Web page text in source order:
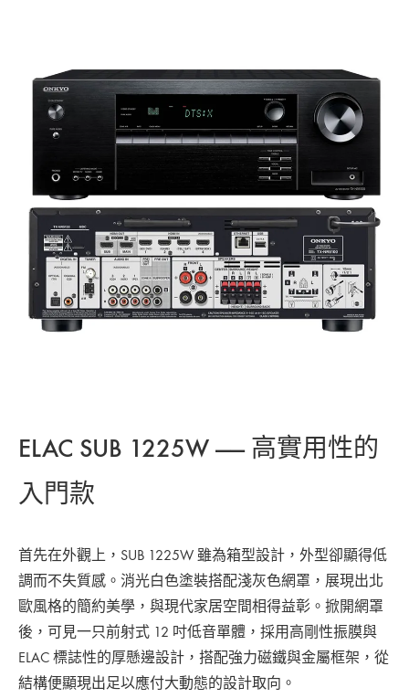
ELAC SUB 1225W —— 高實用性的
入門款
首先在外觀上，SUB 1225W 雖為箱型設計，外型卻顯得低
調而不失質感。消光白色塗裝搭配淺灰色網罩，展現出北
歐風格的簡約美學，與現代家居空間相得益彰。掀開網罩
後，可見一只前射式 12 吋低音單體，採用高剛性振膜與
ELAC 標誌性的厚懸邊設計，搭配強力磁鐵與金屬框架，從
結構便顯現出足以應付大動態的設計取向。